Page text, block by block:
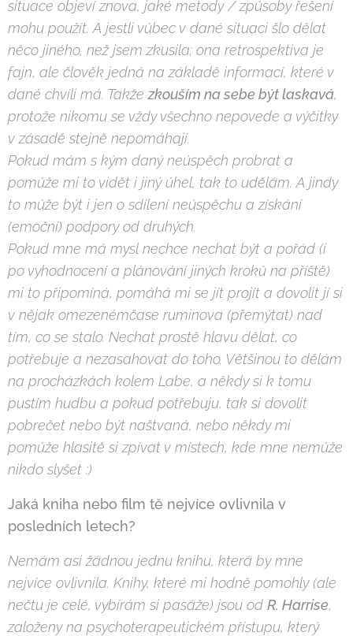
situace objeví znova, jaké metody / způsobyřešení
mohu použít. A jestli vůbec v dané situaci šlo dělat
něco jiného, než jsem zkusila; ona retrospektiva je
fajn, ale člověk jedná na základě informací, které v
dané chvíli má. Takže zkouším na sebe být laskavá,
protože nikomu se vždy všechno nepovede a výčitky
v zásadě stejně nepomáhají.
Pokud mám s kým daný neúspěch probrat a
pomůže mi to vidět i jiný úhel, tak to udělám. A jindy
to může být i jen o sdílení neúspěchu a získání
(emoční) podpory od druhých.
Pokud mne má mysl nechce nechat být a pořád (i
po vyhodnocení a plánování jiných kroků na příště)
mi to připomíná, pomáhá mi se jít projít a dovolit jí si
v nějak omezenémčase ruminova (přemýtat) nad
tím, co se stalo. Nechat prostě hlavu dělat, co
potřebuje a nezasahovat do toho. Většinou to dělám
na procházkách kolem Labe, a někdy si k tomu
pustím hudbu a pokud potřebuju, tak si dovolit
pobrečet nebo být naštvaná, nebo někdy mi
pomůže hlasitě si zpívat v místech, kde mne nemůže
nikdo slyšet :)
Jaká kniha nebo film tě nejvíce ovlivnila v
posledních letech?
Nemám asi žádnou jednu knihu, která by mne
nejvíce ovlivnila. Knihy, které mi hodně pomohly (ale
nečtu je celé, vybírám si pasáže) jsou od R. Harrise,
založeny na psychoterapeutickém přístupu, který